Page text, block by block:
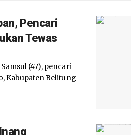
Pencari
Tewas
(47), pencari
Kabupaten Belitung